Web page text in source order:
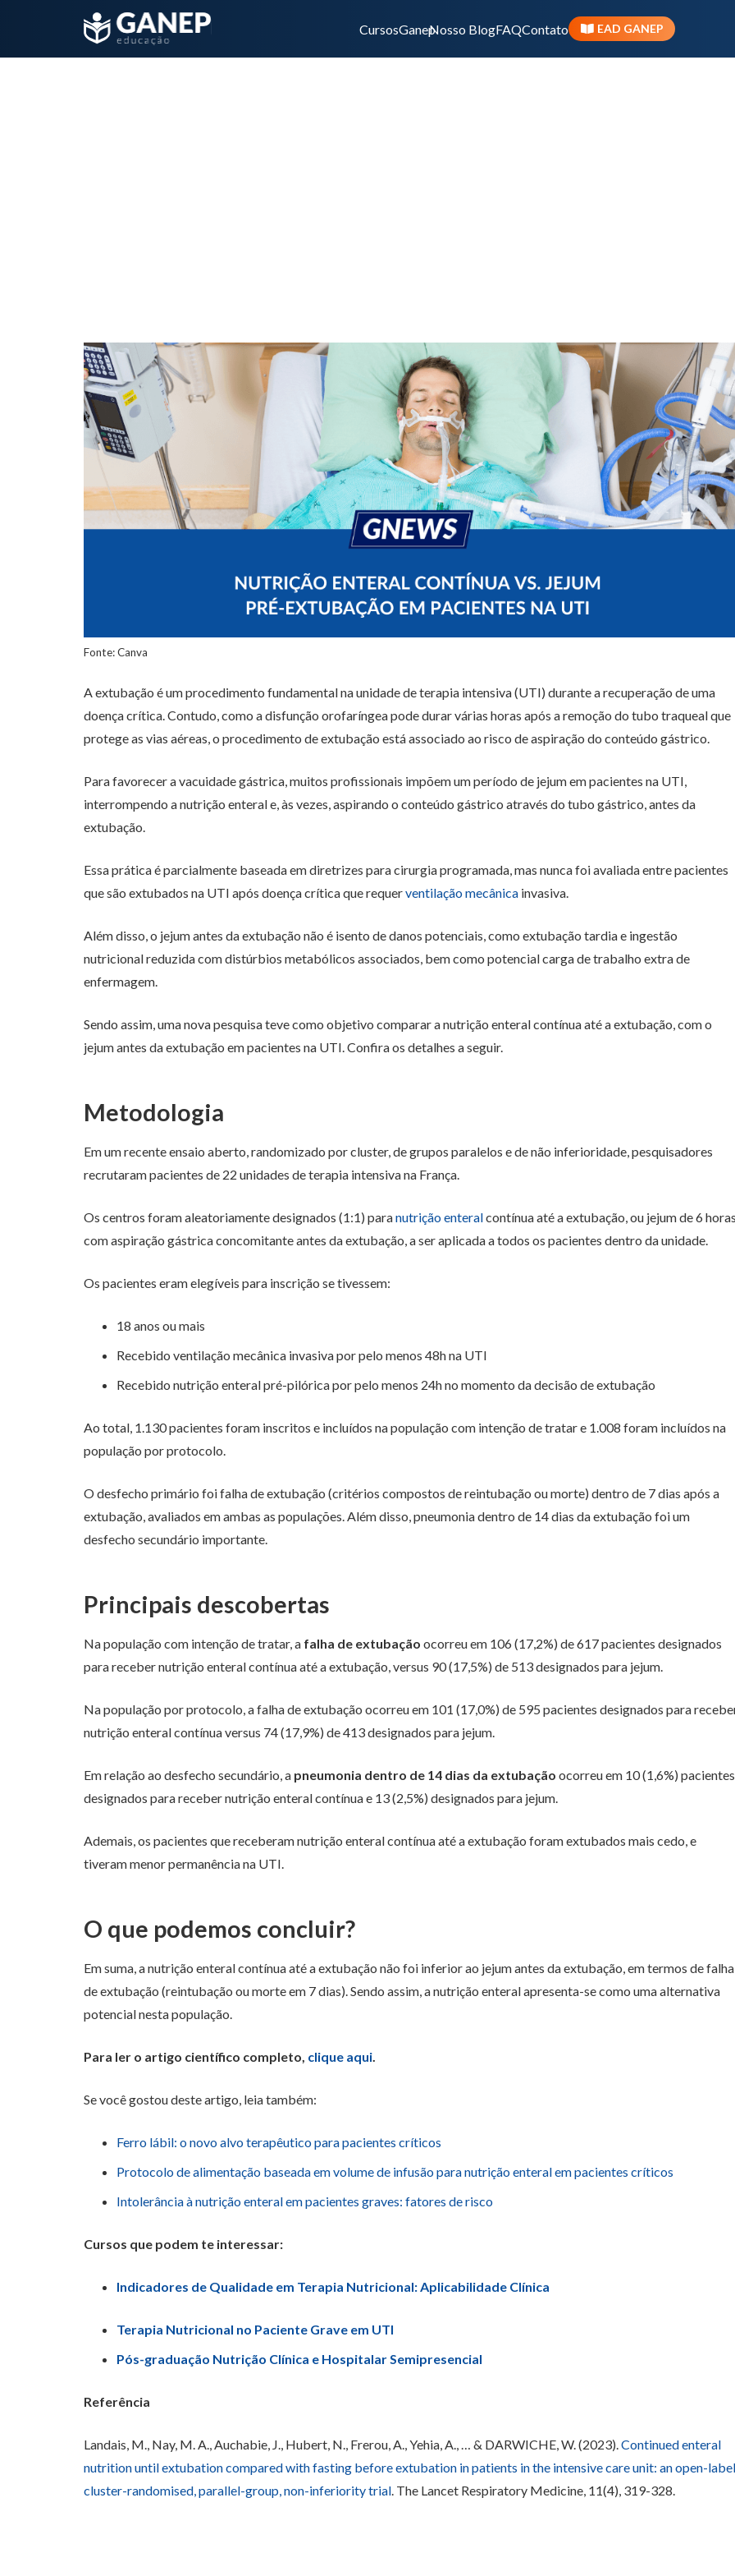
CursosGanepNosso BlogFAQContato EAD GANEP
Fonte: Canva
A extubação é um procedimento fundamental na unidade de terapia intensiva (UTI) durante a recuperação de uma
doença crítica. Contudo, como a disfunção orofaríngea pode durar várias horas após a remoção do tubo traqueal que
protege as vias aéreas, o procedimento de extubação está associado ao risco de aspiração do conteúdo gástrico.
Para favorecer a vacuidade gástrica, muitos profissionais impõem um período de jejum em pacientes na UTI,
interrompendo a nutrição enteral e, às vezes, aspirando o conteúdo gástrico através do tubo gástrico, antes da
extubação.
Essa prática é parcialmente baseada em diretrizes para cirurgia programada, mas nunca foi avaliada entre pacientes
que são extubados na UTI após doença crítica que requerventilação mecânica invasiva.
Além disso, o jejum antes da extubação não é isento de danos potenciais, como extubação tardia e ingestão
nutricional reduzida com distúrbios metabólicos associados, bem como potencial carga de trabalho extra de
enfermagem.
Sendo assim, uma nova pesquisa teve como objetivo comparar a nutrição enteral contínua até a extubação, com o
jejum antes da extubação em pacientes na UTI. Confira os detalhes a seguir.
Metodologia
Em um recente ensaio aberto, randomizado por cluster, de grupos paralelos e de não inferioridade, pesquisadores
recrutaram pacientes de 22 unidades de terapia intensiva na França.
Os centros foram aleatoriamente designados (1:1) paranutrição enteralcontínua até a extubação, ou jejum de 6
com aspiração gástrica concomitante antes da extubação, a ser aplicada a todos os pacientes dentro da unidade.
Os pacientes eram elegíveis para inscrição se tivessem:
18 anos ou mais
Recebido ventilação mecânica invasiva por pelo menos 48h na UTI
Recebido nutrição enteral pré-pilórica por pelo menos 24h no momento da decisão de extubação
Ao total, 1.130 pacientes foram inscritos e incluídos na população com intenção de tratar e 1.008 foram incluídos na
população por protocolo.
O desfecho primário foi falha de extubação (critérios compostos de reintubação ou morte) dentro de 7 dias após a
extubação, avaliados em ambas as populações. Além disso, pneumonia dentro de 14 dias da extubação foi um
desfecho secundário importante.
Principais descobertas
Na população com intenção de tratar, a falha de extubação ocorreu em 106 (17,2%) de 617 pacientes designados
para receber nutrição enteral contínua até a extubação, versus 90 (17,5%) de 513 designados para jejum.
Na população por protocolo, a falha de extubação ocorreu em 101 (17,0%) de 595 pacientes designados para
nutrição enteral contínua versus 74 (17,9%) de 413 designados para jejum.
Em relação ao desfecho secundário, a pneumonia dentro de 14 dias da extubação ocorreu em 10 (1,6%) pacientes
designados para receber nutrição enteral contínua e 13 (2,5%) designados para jejum.
Ademais, os pacientes que receberam nutrição enteral contínua até a extubação foram extubados mais cedo, e
tiveram menor permanência na UTI.
O que podemos concluir?
Em suma, a nutrição enteral contínua até a extubação não foi inferior ao jejum antes da extubação, em termos de falha
de extubação (reintubação ou morte em 7 dias). Sendo assim, a nutrição enteral apresenta-se como uma alternativa
potencial nesta população.
Para ler o artigo científico completo, clique aqui.
Se você gostou deste artigo, leia também:
Ferro lábil: o novo alvo terapêutico para pacientes críticos
Protocolo de alimentação baseada em volume de infusão para nutrição enteral em pacientes críticos
Intolerância à nutrição enteral em pacientes graves: fatores de risco
Cursos que podem te interessar:
Indicadores de Qualidade em Terapia Nutricional: Aplicabilidade Clínica
Terapia Nutricional no Paciente Grave em UTI
Pós-graduação Nutrição Clínica e Hospitalar Semipresencial
Referência
Landais, M., Nay, M. A., Auchabie, J., Hubert, N., Frerou, A., Yehia, A., … & DARWICHE, W. (2023).Continued enteral
nutrition until extubation compared with fasting before extubation in patients in the intensive care unit: an open-
cluster-randomised, parallel-group, non-inferiority trial. The Lancet Respiratory Medicine, 11(4), 319-328.